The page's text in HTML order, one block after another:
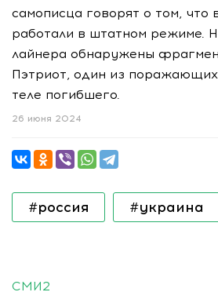
самописца говорят о том, что
работали в штатном режиме.
лайнера обнаружены
Пэтриот, один из
теле погибшего.
26 июня 2024
#россия #украина
СМИ2